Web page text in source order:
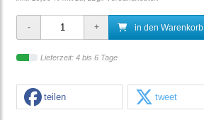
in den Warenkorb
Lieferzeit: 4 bis 6 Tage
teilen tweet